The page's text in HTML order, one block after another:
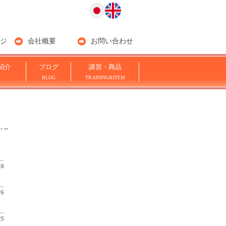
会社概要 お問い合わせ
介 ブログ
BLOG
講習・商品
TRAINING&ITEM